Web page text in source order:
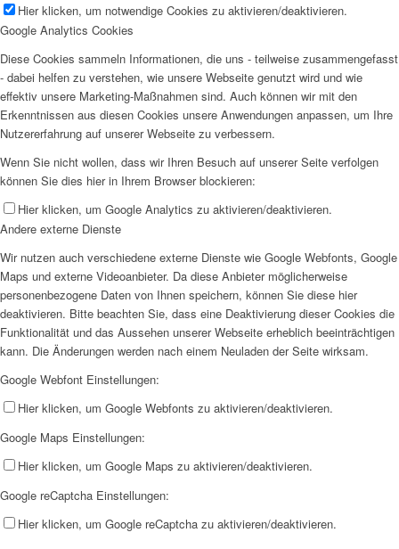
Hier klicken, um notwendige Cookies zu aktivieren/deaktivieren.
Google Analytics Cookies
Diese Cookies sammeln Informationen, die uns - teilweise zusammengefasst
- dabei helfen zu verstehen, wie unsere Webseite genutzt wird und wie
effektiv unsere Marketing-Maßnahmen sind. Auch können wir mit den
Erkenntnissen aus diesen Cookies unsere Anwendungen anpassen, um Ihre
Nutzererfahrung auf unserer Webseite zu verbessern.
Wenn Sie nicht wollen, dass wir Ihren Besuch auf unserer Seite verfolgen
können Sie dies hier in Ihrem Browser blockieren:
Hier klicken, um Google Analytics zu aktivieren/deaktivieren.
Andere externe Dienste
Wir nutzen auch verschiedene externe Dienste wie Google Webfonts, Google
Maps und externe Videoanbieter. Da diese Anbieter möglicherweise
personenbezogene Daten von Ihnen speichern, können Sie diese hier
deaktivieren. Bitte beachten Sie, dass eine Deaktivierung dieser Cookies die
Funktionalität und das Aussehen unserer Webseite erheblich beeinträchtigen
kann. Die Änderungen werden nach einem Neuladen der Seite wirksam.
Google Webfont Einstellungen:
Hier klicken, um Google Webfonts zu aktivieren/deaktivieren.
Google Maps Einstellungen:
Hier klicken, um Google Maps zu aktivieren/deaktivieren.
Google reCaptcha Einstellungen:
Hier klicken, um Google reCaptcha zu aktivieren/deaktivieren.